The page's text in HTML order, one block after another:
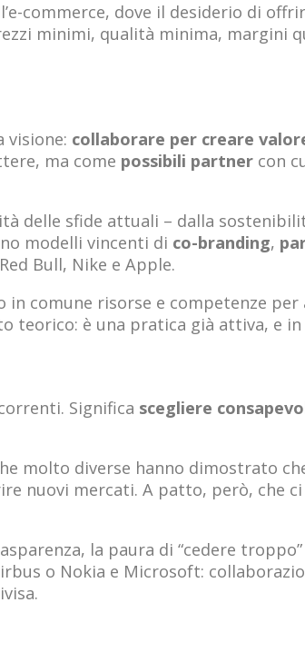
commerce, dove il desiderio di
minimi, qualità minima, margini
visione: collaborare per creare
ma come possibili partnercon
delle sfide attuali – dalla
modelli vincenti di co-branding,
Bull, Nike e Apple.
in comune risorse e competenze
teorico: è una pratica già attiva, e
Significa scegliere
molto diverse hanno dimostrato
nuovi mercati. A patto, però, che
la paura di “cedere
o Nokia e Microsoft: